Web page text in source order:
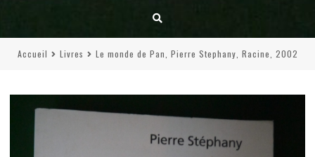
Accueil Livres Le monde de Pan, Pierre Stephany, Racine, 2002